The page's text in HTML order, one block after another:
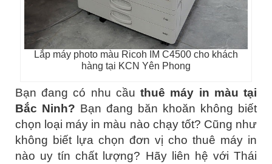
Lắp máy photo màu Ricoh IM C4500 cho khách
hàng tại KCN Yên Phong
Bạn đang có nhu cầuthuê máy in màu tại
Bắc Ninh? Bạn đang băn khoăn không biết
chọn loại máy in màu nào chạy tốt? Cũng như
không biết lựa chọn đơn vị cho thuê máy in
nào uy tín chất lượng? Hãy liên hệ với Thái